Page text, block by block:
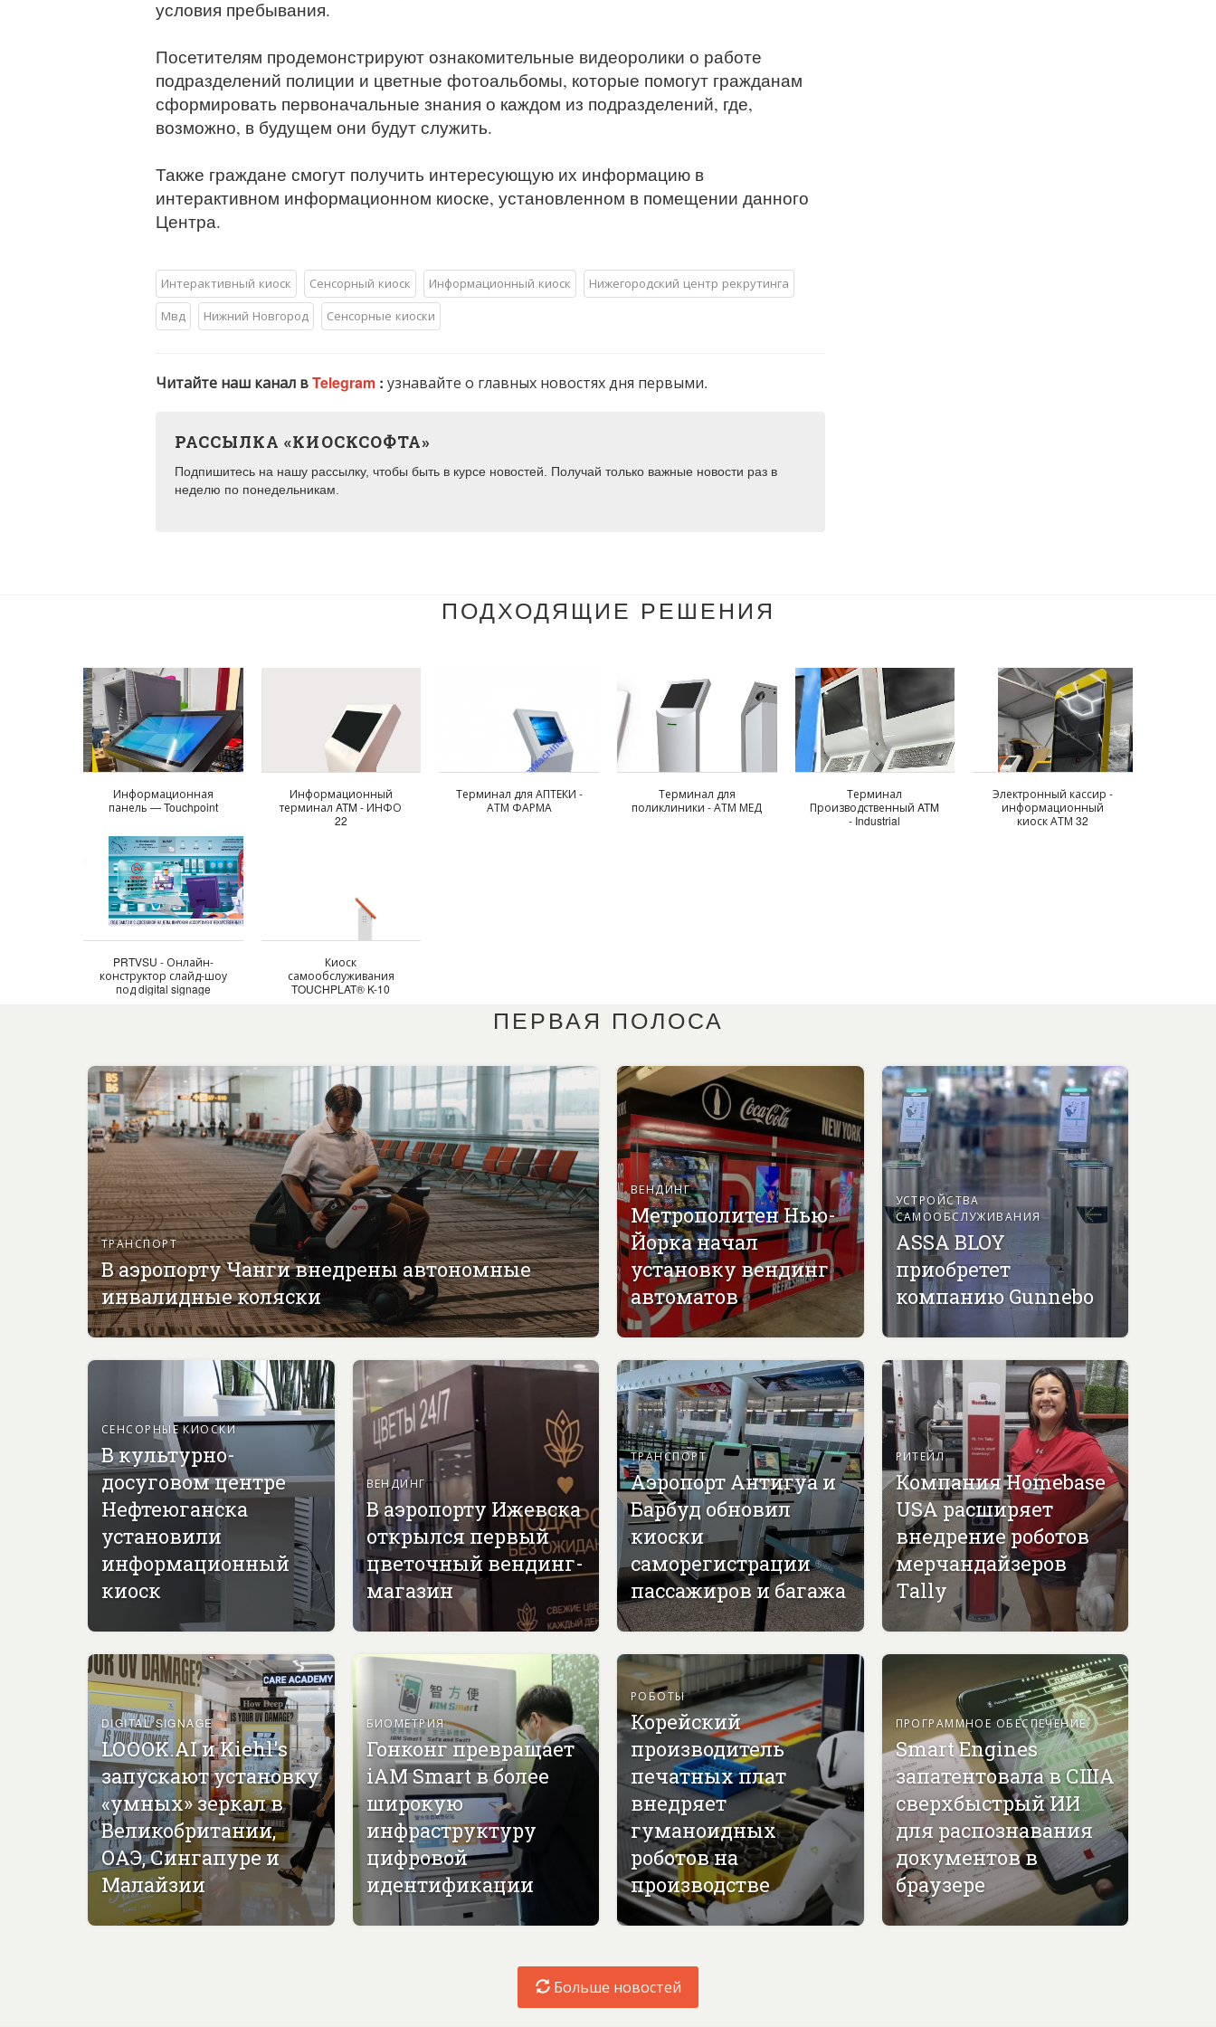
условия пребывания.
Посетителям продемонстрируют ознакомительные видеоролики о работе
подразделений полиции и цветные фотоальбомы, которые помогут гражданам
сформировать первоначальные знания о каждом из подразделений, где,
возможно, в будущем они будут служить.
Также граждане смогут получить интересующую их информацию в
интерактивном информационном киоске, установленном в помещении данного
Центра.
Интерактивный киоск Сенсорный киоск Информационный киоск
Нижегородский центр рекрутинга
Мвд
Нижний Новгород Сенсорные киоски
Читайте наш канал вTelegram : узнавайте о главных новостях дня первыми.
РАССЫЛКА «КИОСКСОФТА»
Подпишитесь на нашу рассылку, чтобы быть в курсе новостей. Получай только важные новости раз в
неделю по понедельникам.
ПОДХОДЯЩИЕ РЕШЕНИЯ
Информационная
панель — Touchpoint
Информационный
терминал ATM - ИНФО
22
Терминал для АПТЕКИ -
АТМ ФАРМА
Терминал для
поликлиники - АТМ МЕД
Терминал
Производственный ATM
- Industrial
Электронный кассир -
информационный
киоск АТМ 32
PRTVSU - Онлайн-
конструктор слайд-шоу
под digital signage
Киоск
самообслуживания
TOUCHPLAT® K-10
ПЕРВАЯ ПОЛОСА
ТРАНСПОРТ
В аэропорту Чанги внедрены автономные
инвалидные коляски
ВЕНДИНГ
Метрополитен Нью-
Йорка начал
установку вендинг
автоматов
УСТРОЙСТВА
САМООБСЛУЖИВАНИЯ
ASSA BLOY
приобретет
компанию Gunnebo
СЕНСОРНЫЕ КИОСКИ
В культурно-
досуговом центре
Нефтеюганска
установили
информационный
киоск
ВЕНДИНГ
В аэропорту Ижевска
открылся первый
цветочный вендинг-
магазин
ТРАНСПОРТ
Аэропорт Антигуа и
Барбуд обновил
киоски
саморегистрации
пассажиров и багажа
РИТЕЙЛ
Компания Homebase
USA расширяет
внедрение роботов
мерчандайзеров
Tally
DIGITAL SIGNAGE
LOOOK.AI и Kiehl's
запускают установку
«умных» зеркал в
Великобритании,
ОАЭ, Сингапуре и
Малайзии
БИОМЕТРИЯ
Гонконг превращает
iAM Smart в более
широкую
инфраструктуру
цифровой
идентификации
РОБОТЫ
Корейский
производитель
печатных плат
внедряет
гуманоидных
роботов на
производстве
ПРОГРАММНОЕ ОБЕСПЕЧЕНИЕ
Smart Engines
запатентовала в США
сверхбыстрый ИИ
для распознавания
документов в
браузере
Больше новостей